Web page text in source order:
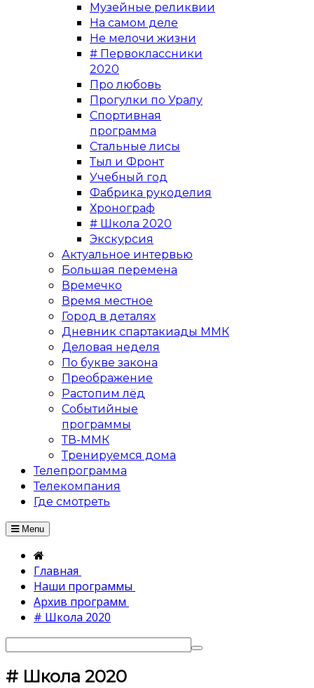
Музейные реликвии
На самом деле
Не мелочи жизни
# Первоклассники
2020
Про любовь
Прогулки по Уралу
Спортивная
программа
Стальные лисы
Тыл и Фронт
Учебный год
Фабрика рукоделия
Хронограф
# Школа 2020
Экскурсия
Актуальное интервью
Большая перемена
Времечко
Время местное
Город в деталях
Дневник спартакиады ММК
Деловая неделя
По букве закона
Преображение
Растопим лёд
Событийные
программы
ТВ-ММК
Тренируемся дома
Телепрограмма
Телекомпания
Где смотреть
Menu
Главная
Наши программы
Архив программ
# Школа 2020
# Школа 2020